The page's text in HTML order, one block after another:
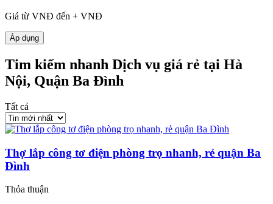
Giá từ VNĐ đến + VNĐ
Áp dụng
Tim kiếm nhanh Dịch vụ giá rẻ tại Hà
Nội, Quận Ba Đình
Tất cả
Thợ lắp công tơ điện phòng trọ nhanh, rẻ quận Ba
Đình
Thỏa thuận